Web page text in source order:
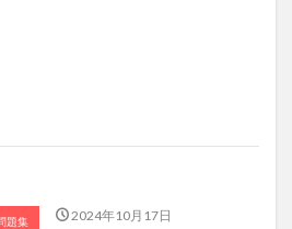
題集 2024年10月17日